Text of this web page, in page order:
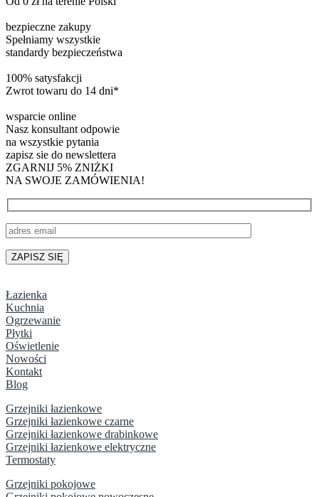
bezpieczne zakupy
Spełniamy wszystkie
standardy bezpieczeństwa
100% satysfakcji
Zwrot towaru do 14 dni*
wsparcie online
Nasz konsultant odpowie
na wszystkie pytania
zapisz sie do newslettera
ZGARNIJ 5% ZNIŻKI
NA SWOJE ZAMÓWIENIA!
Łazienka
Kuchnia
Ogrzewanie
Płytki
Oświetlenie
Nowości
Kontakt
Blog
Grzejniki łazienkowe
Grzejniki łazienkowe czarne
Grzejniki łazienkowe drabinkowe
Grzejniki łazienkowe elektryczne
Termostaty
Grzejniki pokojowe